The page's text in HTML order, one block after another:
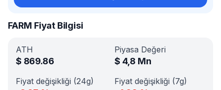
FARM Fiyat Bilgisi
ATH
$ 869.86
Piyasa Değeri
$ 4,8 Mn
Fiyat değişikliği (24g) Fiyat değişikliği (7g)